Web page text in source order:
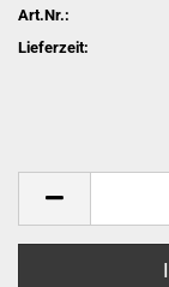
Art.Nr.:
Lieferzeit: